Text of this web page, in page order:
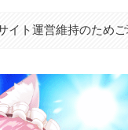
イト運営維持のためご